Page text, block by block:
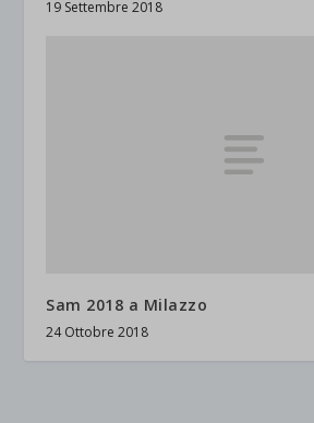
19 Settembre 2018
Sam 2018 a Milazzo
24 Ottobre 2018